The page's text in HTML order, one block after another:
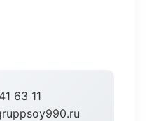
63 11